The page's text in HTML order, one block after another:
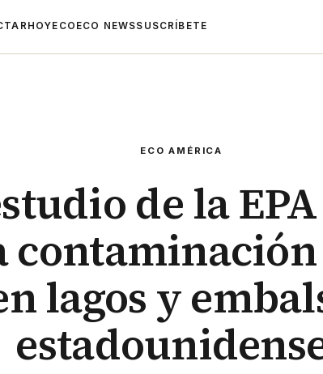
HOYECO ECO NEWSSUSCRÍBETE
ECO AMÉRICA
de la
contaminación
lagos y